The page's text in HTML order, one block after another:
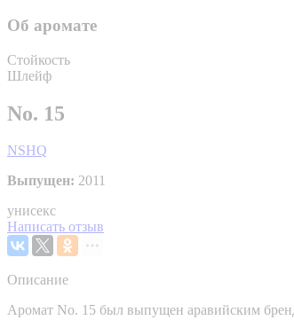
Об аромате
Стойкость
Шлейф
No. 15
NSHQ
Выпущен: 2011
унисекс
Написать отзыв
Описание
Аромат No. 15 был выпущен аравийским